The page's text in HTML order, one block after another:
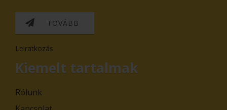
TOVÁBB
Leiratkozás
Kiemelt tartalmak
Rólunk